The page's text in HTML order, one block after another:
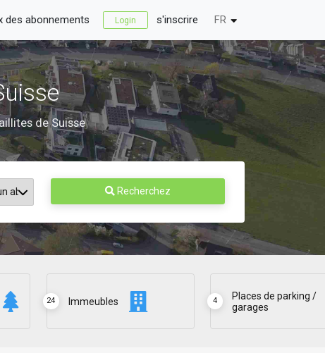
des abonnements Login s'inscrire FR
de Suisse
Recherchez
24 Immeubles 4
Places de parking /
garages